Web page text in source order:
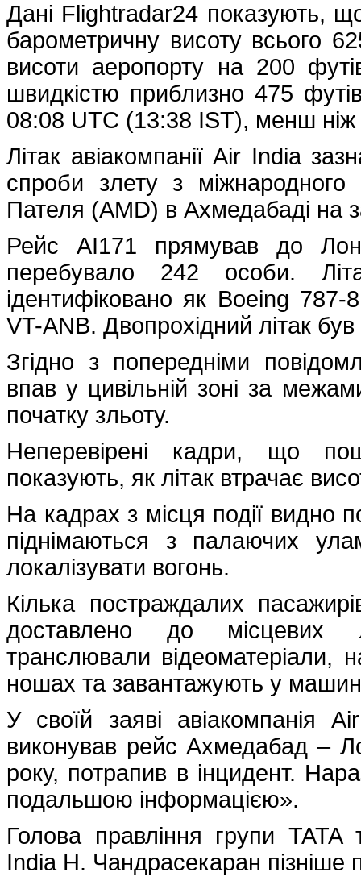
Дані Flightradar24 показують,
барометричну висоту всього
висоти аеропорту на 200
швидкістю приблизно 475
08:08 UTC (13:38 IST), менш ніж
Літак авіакомпанії Air India
спроби злету з
Пателя (AMD) в Ахмедабаді на
Рейс AI171 прямував до
перебувало 242 особи.
ідентифіковано як Boeing
VT-ANB. Двопрохідний літак
Згідно з попередніми
впав у цивільній зоні за
початку зльоту.
Неперевірені кадри, що
показують, як літак втрачає
На кадрах з місця події видно
піднімаються з палаючих
локалізувати вогонь.
Кілька постраждалих
доставлено до місцевих
транслювали відеоматеріали,
ношах та завантажують у
У своїй заяві авіакомпанія
виконував рейс Ахмедабад –
року, потрапив в інцидент.
подальшою інформацією».
Голова правління групи TATA
India Н. Чандрасекаран пізніше